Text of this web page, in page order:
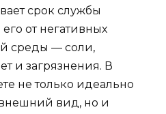
срок службы
от негативных
среды — соли,
и загрязнения. В
не только идеально
вид, но и